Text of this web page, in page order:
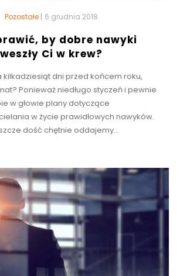
Pozostałe | 6 grudnia 2018
by dobre nawyki
weszły Ci w krew?
kilkadziesiąt dni przed końcem roku,
Ponieważ niedługo styczeń i pewnie
w głowie plany dotyczące
w życie prawidłowych nawyków.
dość chętnie oddajemy...